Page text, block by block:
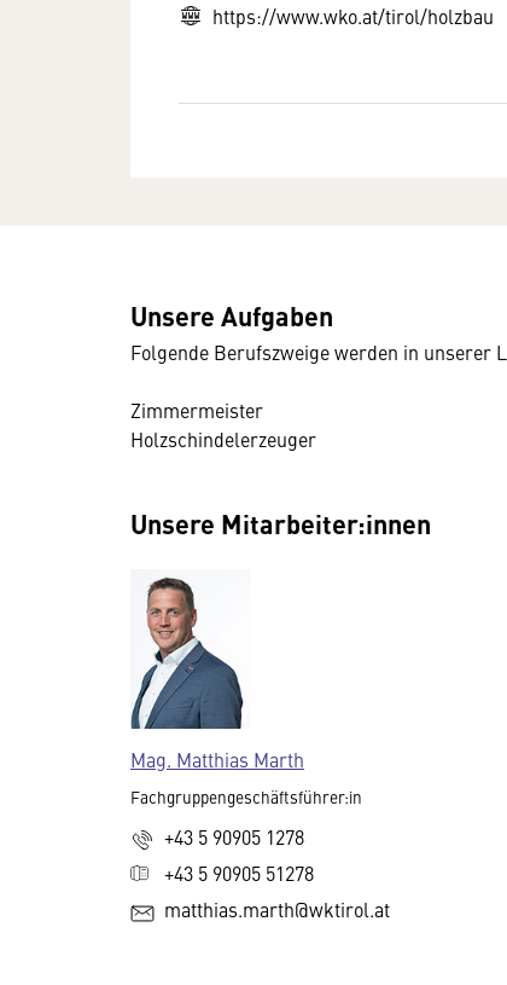
https://www.wko.at/tirol/holzbau
Unsere Aufgaben
Folgende Berufszweige werden in unserer
Zimmermeister
Holzschindelerzeuger
Unsere Mitarbeiter:innen
Mag. Matthias Marth
Fachgruppengeschäftsführer:in
+43 5 90905 1278
+43 5 90905 51278
matthias.marth@wktirol.at